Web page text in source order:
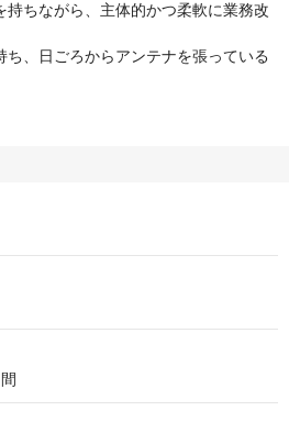
持ちながら、主体的かつ柔軟に業務改
、日ごろからアンテナを張っている